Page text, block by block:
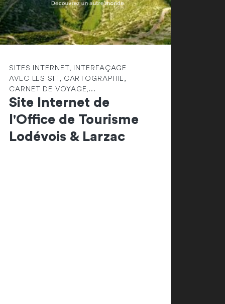
SITES INTERNET, INTERFAÇAGE
AVEC LES SIT, CARTOGRAPHIE,
CARNET DE VOYAGE,...
Site Internet de
l'Office de Tourisme
Lodévois & Larzac